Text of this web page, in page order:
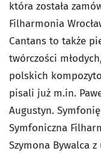
która została
Filharmonia
Cantans to także
twórczości
polskich
pisali już m.in.
Augustyn.
Symfoniczna
Szymona Bywalca